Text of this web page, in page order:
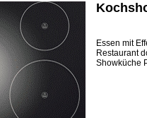
Essen mit
Restaurant
Showküche